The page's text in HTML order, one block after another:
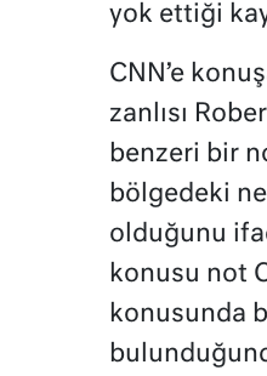
yok ettiği
CNN’e
zanlısı
benzeri bir
bölgedeki
olduğunu
konusu not
konusunda